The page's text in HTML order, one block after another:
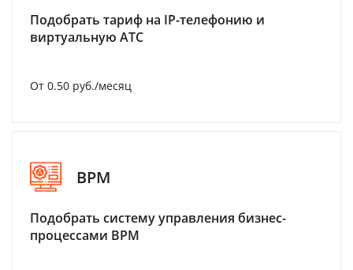
Подобрать тариф на IP-телефонию и
виртуальную АТС
От 0.50 руб./месяц
BPM
Подобрать систему управления бизнес-
процессами BPM